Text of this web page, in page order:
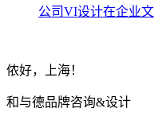
公司VI设计在企业
侬好，上海！
和与德品牌咨询&设计